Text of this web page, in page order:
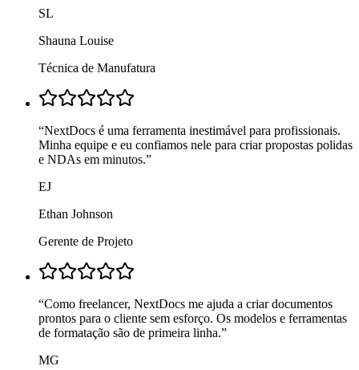
SL
Shauna Louise
Técnica de Manufatura
“NextDocs é uma ferramenta inestimável para profissionais.
Minha equipe e eu confiamos nele para criar propostas polidas
e NDAs em minutos.”
EJ
Ethan Johnson
Gerente de Projeto
“Como freelancer, NextDocs me ajuda a criar documentos
prontos para o cliente sem esforço. Os modelos e ferramentas
de formatação são de primeira linha.”
MG